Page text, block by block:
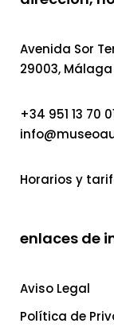
Avenida Sor
29003, Málaga
+34 951 13 70
Horarios y
enlaces de
Aviso Legal
Política de